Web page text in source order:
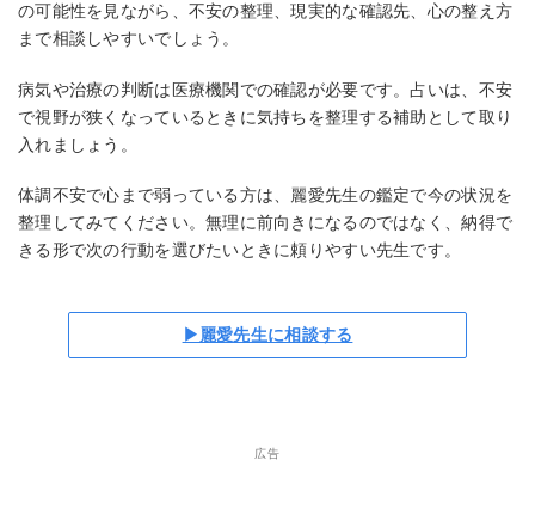
の可能性を見ながら、不安の整理、現実的な確認先、心の整え方
まで相談しやすいでしょう。
病気や治療の判断は医療機関での確認が必要です。占いは、不安
で視野が狭くなっているときに気持ちを整理する補助として取り
入れましょう。
体調不安で心まで弱っている方は、麗愛先生の鑑定で今の状況を
整理してみてください。無理に前向きになるのではなく、納得で
きる形で次の行動を選びたいときに頼りやすい先生です。
▶麗愛先生に相談する
広告